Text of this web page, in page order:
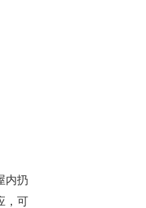
内扔
，可